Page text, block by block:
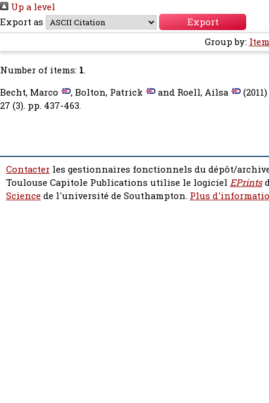
Up a level
Export as
Group by:
Number of items: 1.
Becht, Marco
,Bolton, Patrick and Roell, Ailsa
(2011)
27 (3). pp. 437-463.
Contacter les gestionnaires fonctionnels du dépôt/
Toulouse Capitole Publications utilise le logiciel EPrints
Sciencede l'université de Southampton. Plus